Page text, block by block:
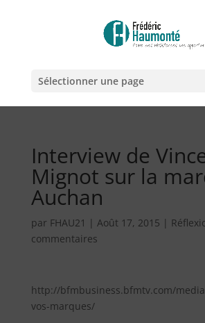
Sélectionner une page
Interview de
Mignot sur la
Auchan
par FHAU21 | Août 17, 2015 |
commentaires
http://bfmbusiness.bfmtv.com/
vos-marques/